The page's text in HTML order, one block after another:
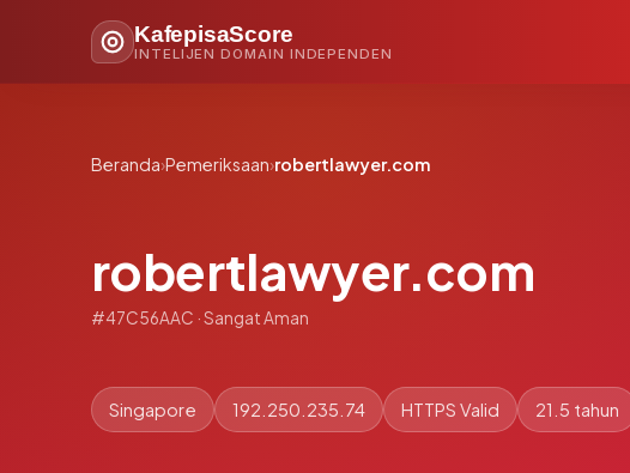
KafepisaScore
INTELIJEN DOMAIN INDEPENDEN
Beranda›Pemeriksaan›robertlawyer.com
robertlawyer.com
#47C56AAC · Sangat Aman
Singapore 192.250.235.74 HTTPS Valid 21.5 tahun